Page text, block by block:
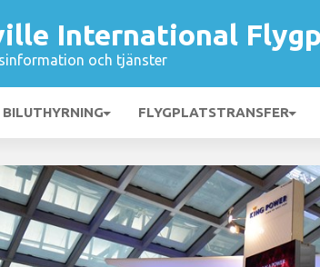
International
och tjänster
BILUTHYRNING FLYGPLATSTRANSFER